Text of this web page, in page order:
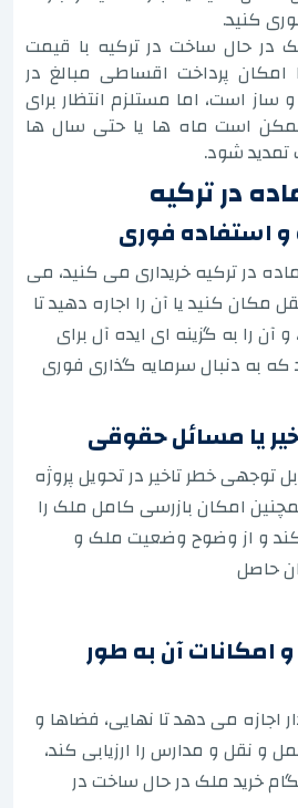
کنید.
در حال ساخت در ترکیه با قیمت
امکان پرداخت اقساطی مبالغ در
است، اما مستلزم انتظار برای
است ماه ها یا حتی سال ها
تمدید شود.
در ترکیه
استفاده فوری
در ترکیه خریداری می کنید، می
مکان کنید یا آن را اجاره دهید تا
آن را به گزینه ای ایده آل برای
که به دنبال سرمایه گذاری فوری
یا مسائل حقوقی
توجهی خطر تاخیر در تحویل پروژه
امکان بازرسی کامل ملک را
و از وضوح وضعیت ملک و
حاصل
امکانات آن به طور
اجازه می دهد تا نهایی، فضاها و
و نقل و مدارس را ارزیابی کند،
خرید ملک در حال ساخت در